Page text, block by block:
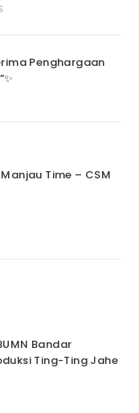
Penghargaan
Time – CSM
Bandar
Ting-Ting Jahe